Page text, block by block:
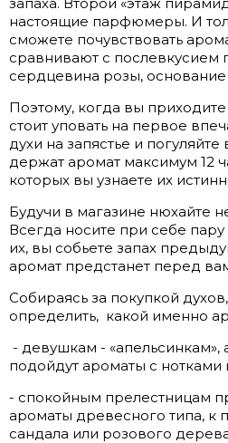
настоящие парфюмеры. И
сможете почувствовать
сравнивают с послевкусием
сердцевина розы, основание
Поэтому, когда вы
стоит уповать на первое
духи на запястье и
держат аромат максимум 12
которых вы узнаете их
Будучи в магазине нюхайте
Всегда носите при себе
их, вы собьете запах
аромат предстанет перед
Собираясь за покупкой
определить, какой именно
- девушкам -
подойдут ароматы с нотками
- спокойным прелестницам
ароматы древесного типа, к
сандала или розового